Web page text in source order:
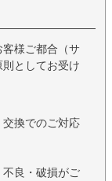
様ご都合（サ
としてお受け
換でのご対応
良・破損がご